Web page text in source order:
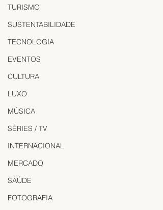
TURISMO
SUSTENTABILIDADE
TECNOLOGIA
EVENTOS
CULTURA
LUXO
MÚSICA
SÉRIES / TV
INTERNACIONAL
MERCADO
SAÚDE
FOTOGRAFIA